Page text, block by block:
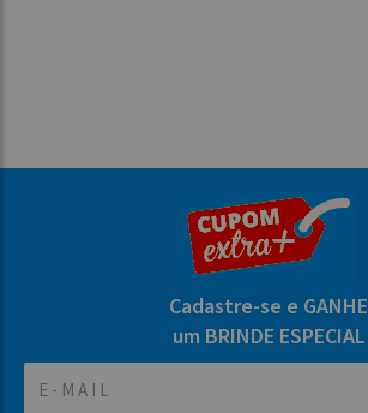
Cadastre-se e GANHE
um BRINDE ESPECIAL